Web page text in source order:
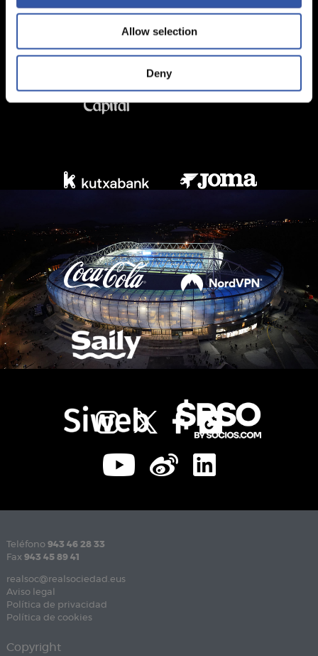
Allow selection
Deny
Teléfono 943 46 28 33
Fax 943 45 89 41
realsoc@realsociedad.eus
Aviso legal
Política de privacidad
Política de cookies
Copyright